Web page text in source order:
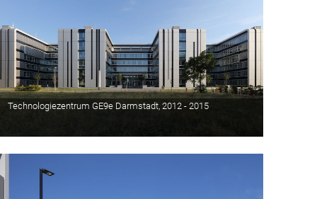
Technologiezentrum GE9e Darmstadt, 2012 - 2015